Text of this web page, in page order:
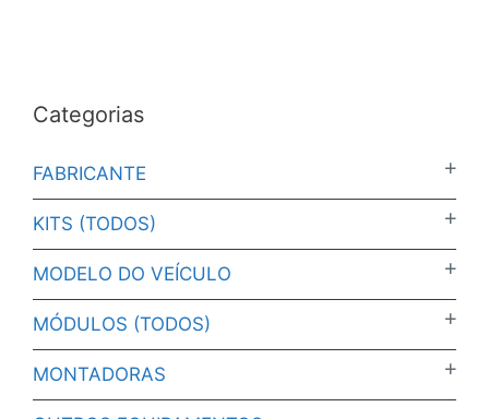
Categorias
FABRICANTE
KITS (TODOS)
MODELO DO VEÍCULO
MÓDULOS (TODOS)
MONTADORAS